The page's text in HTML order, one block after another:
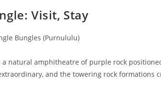
Visit, Stay
Bungles (Purnululu)
a natural amphitheatre of purple rock
and the towering rock formations